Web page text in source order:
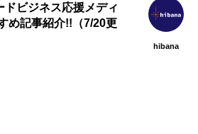
ドビジネス応援メディ
め記事紹介!!（7/20更
hibana